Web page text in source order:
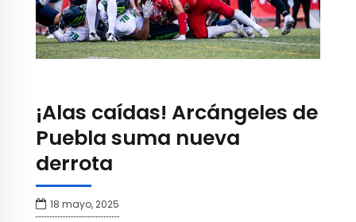
¡Alas caídas! Arcángeles de
Puebla suma nueva
derrota
18 mayo, 2025